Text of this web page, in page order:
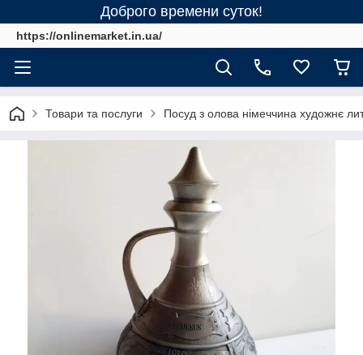
Доброго времени суток!
https://onlinemarket.in.ua/
Товари та послуги Посуд з олова німеччина художнє